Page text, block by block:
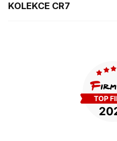
KOLEKCE CR7